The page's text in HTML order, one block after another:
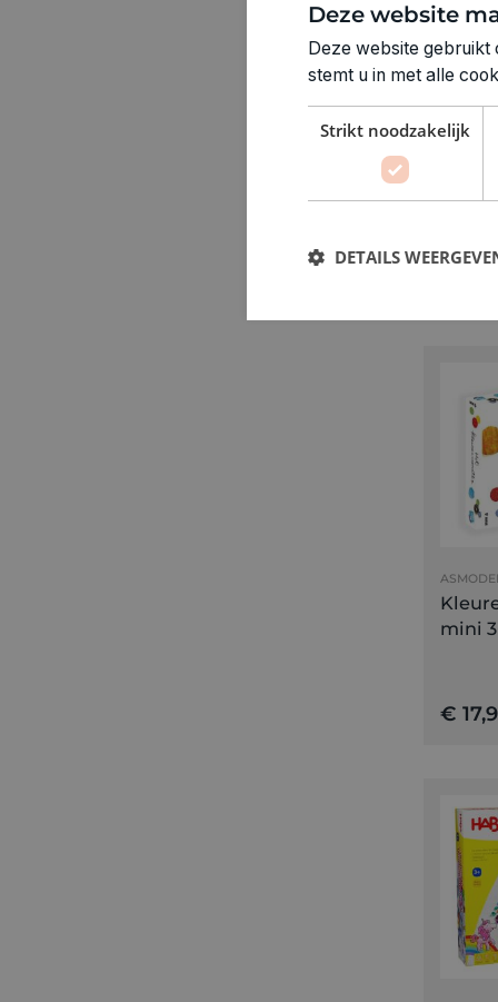
MIEREDU
mini
€
Deze website
Deze website gebruikt
stemt u in met alle
Strikt noodzakelijk
DETAILS